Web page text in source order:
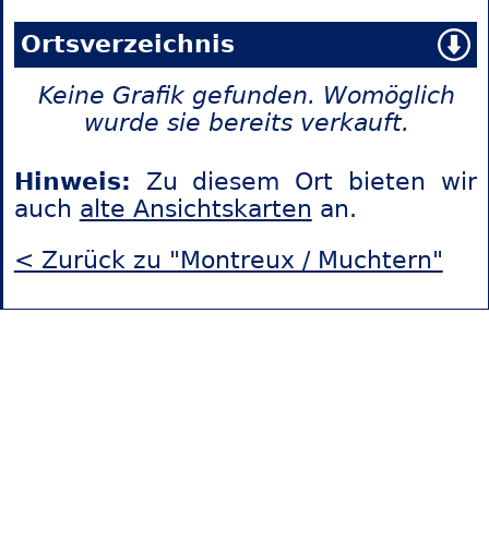
Ortsverzeichnis
Keine Grafik gefunden. Womöglich
wurde sie bereits verkauft.
Hinweis: Zu diesem Ort bieten wir
auch alte Ansichtskarten an.
< Zurück zu "Montreux / Muchtern"